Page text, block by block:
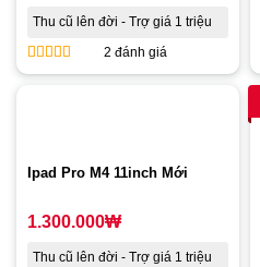
5out of 5
Thu cũ lên đời - Trợ giá 1 triệu
2 đánh giá
Ipad Pro M4 11inch Mới
1.300.000₩
Thu cũ lên đời - Trợ giá 1 triệu